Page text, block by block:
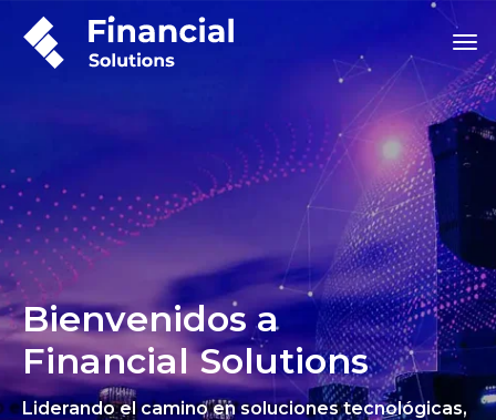
Bienvenidos a
Financial Solutions
Liderando el camino en soluciones tecnológicas,